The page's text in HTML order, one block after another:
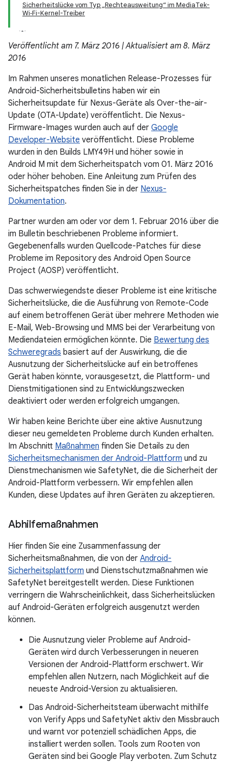
Sicherheitslücke vom Typ „Rechteausweitung“ im MediaTek-
Wi‑Fi-Kernel-Treiber
Veröffentlicht am 7. März 2016 | Aktualisiert am 8. März
2016
Im Rahmen unseres monatlichen Release-Prozesses für
Android-Sicherheitsbulletins haben wir ein
Sicherheitsupdate für Nexus-Geräte als Over-the-air-
Update (OTA-Update) veröffentlicht. Die Nexus-
Firmware-Images wurden auch auf der Google
Developer-Website veröffentlicht. Diese Probleme
wurden in den Builds LMY49H und höher sowie in
Android M mit dem Sicherheitspatch vom 01. März 2016
oder höher behoben. Eine Anleitung zum Prüfen des
Sicherheitspatches finden Sie in der Nexus-
Dokumentation.
Partner wurden am oder vor dem 1. Februar 2016 über die
im Bulletin beschriebenen Probleme informiert.
Gegebenenfalls wurden Quellcode-Patches für diese
Probleme im Repository des Android Open Source
Project (AOSP) veröffentlicht.
Das schwerwiegendste dieser Probleme ist eine kritische
Sicherheitslücke, die die Ausführung von Remote-Code
auf einem betroffenen Gerät über mehrere Methoden wie
E-Mail, Web-Browsing und MMS bei der Verarbeitung von
Mediendateien ermöglichen könnte. Die Bewertung des
Schweregrads basiert auf der Auswirkung, die die
Ausnutzung der Sicherheitslücke auf ein betroffenes
Gerät haben könnte, vorausgesetzt, die Plattform- und
Dienstmitigationen sind zu Entwicklungszwecken
deaktiviert oder werden erfolgreich umgangen.
Wir haben keine Berichte über eine aktive Ausnutzung
dieser neu gemeldeten Probleme durch Kunden erhalten.
Im Abschnitt Maßnahmen finden Sie Details zu den
Sicherheitsmechanismen der Android-Plattform und zu
Dienstmechanismen wie SafetyNet, die die Sicherheit der
Android-Plattform verbessern. Wir empfehlen allen
Kunden, diese Updates auf ihren Geräten zu akzeptieren.
Abhilfemaßnahmen
Hier finden Sie eine Zusammenfassung der
Sicherheitsmaßnahmen, die von der Android-
Sicherheitsplattform und Dienstschutzmaßnahmen wie
SafetyNet bereitgestellt werden. Diese Funktionen
verringern die Wahrscheinlichkeit, dass Sicherheitslücken
auf Android-Geräten erfolgreich ausgenutzt werden
können.
Die Ausnutzung vieler Probleme auf Android-
Geräten wird durch Verbesserungen in neueren
Versionen der Android-Plattform erschwert. Wir
empfehlen allen Nutzern, nach Möglichkeit auf die
neueste Android-Version zu aktualisieren.
Das Android-Sicherheitsteam überwacht mithilfe
von Verify Apps und SafetyNet aktiv den Missbrauch
und warnt vor potenziell schädlichen Apps, die
installiert werden sollen. Tools zum Rooten von
Geräten sind bei Google Play verboten. Zum Schutz